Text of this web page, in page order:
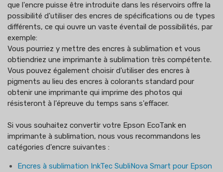
que l'encre puisse être introduite dans les réservoirs offre la
possibilité d'utiliser des encres de spécifications ou de types
différents, ce qui ouvre un vaste éventail de possibilités, par
exemple:
Vous pourriez y mettre des encres à sublimation et vous
obtiendriez une imprimante à sublimation très compétente.
Vous pouvez également choisir d'utiliser des encres à
pigments au lieu des encres à colorants standard pour
obtenir une imprimante qui imprime des photos qui
résisteront à l'épreuve du temps sans s'effacer.
Si vous souhaitez convertir votre Epson EcoTank en
imprimante à sublimation, nous vous recommandons les
catégories d'encre suivantes :
Encres à sublimation InkTec SubliNova Smart pour Epson